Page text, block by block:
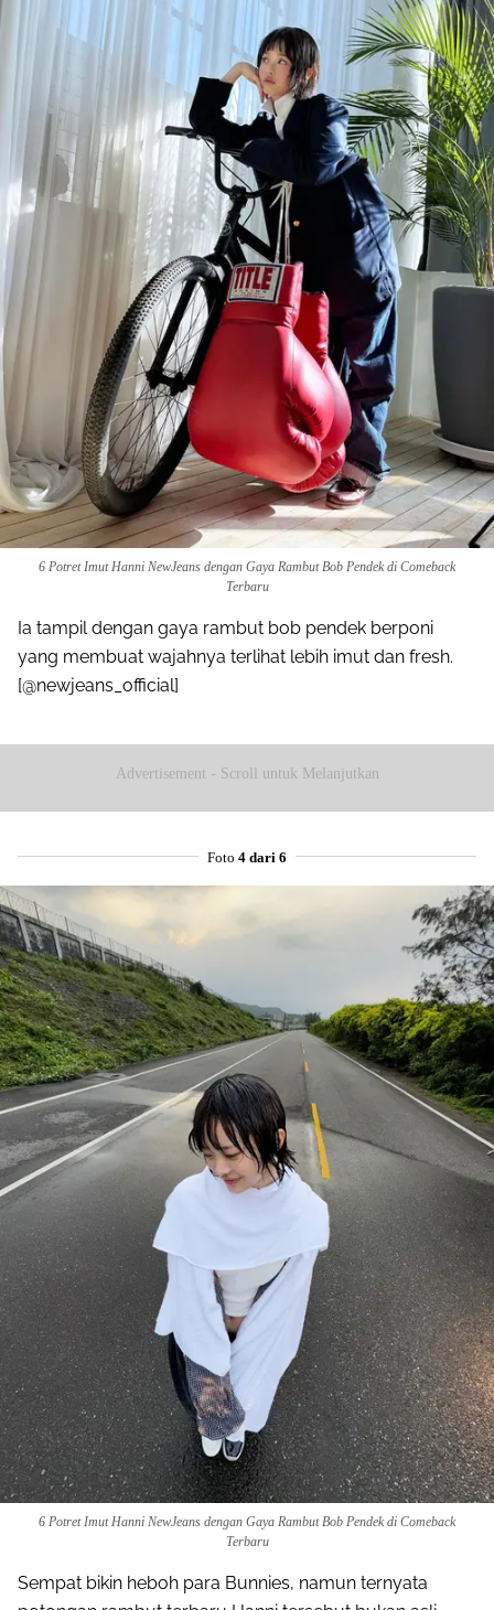
6 Potret Imut Hanni NewJeans dengan Gaya Rambut Bob Pendek di Comeback
Terbaru
Ia tampil dengan gaya rambut bob pendek berponi
yang membuat wajahnya terlihat lebih imut dan fresh.
[@newjeans_official]
Advertisement - Scroll untuk Melanjutkan
Foto 4 dari 6
6 Potret Imut Hanni NewJeans dengan Gaya Rambut Bob Pendek di Comeback
Terbaru
Sempat bikin heboh para Bunnies, namun ternyata